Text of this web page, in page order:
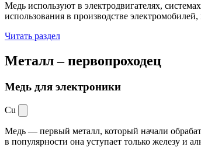
Медь используют в электродвигателях,
использования в производстве
Читать раздел
Металл –первопроходец
Медь для электроники
Cu
Медь — первый металл, который начали
в популярности она уступает только железу